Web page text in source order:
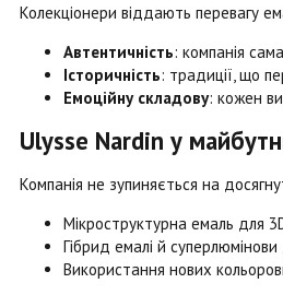
Колекціонери віддають перевагу
Автентичність: компанія
Історичність: традиції, що
Емоційну складову: кожен
Ulysse Nardin у
Компанія не зупиняється на
Мікроструктурна емаль для
Гібрид емалі й суперлюмінови
Використання нових